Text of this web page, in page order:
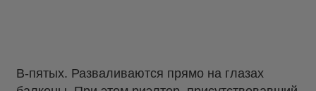
В-пятых. Разваливаются прямо на глазах